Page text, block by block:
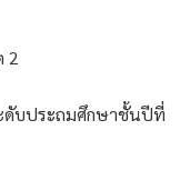
2
ดับประถมศึกษาชั้นปีที่